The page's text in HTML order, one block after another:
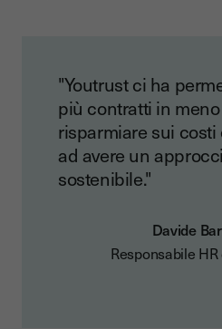
"Youtrust ci ha
più contratti in
risparmiare sui
ad avere un
sostenibile."
Davide
Responsabile